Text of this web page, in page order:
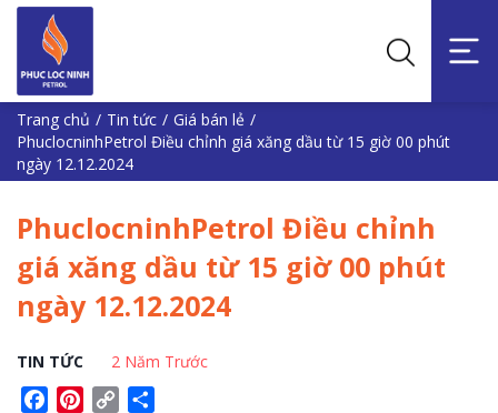
Trang chủ / Tin tức / Giá bán lẻ /
PhuclocninhPetrol Điều chỉnh giá xăng dầu từ 15 giờ 00 phút
ngày 12.12.2024
PhuclocninhPetrol Điều chỉnh
giá xăng dầu từ 15 giờ 00 phút
ngày 12.12.2024
TIN TỨC 2 Năm Trước
FacebookPinterest
Copy